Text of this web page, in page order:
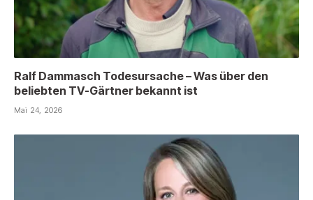
Ralf Dammasch Todesursache – Was über den
beliebten TV-Gärtner bekannt ist
Mai 24, 2026